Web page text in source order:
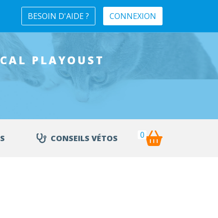
BESOIN D'AIDE ? CONNEXION
PLAYOUST
CONSEILS VÉTOS 0